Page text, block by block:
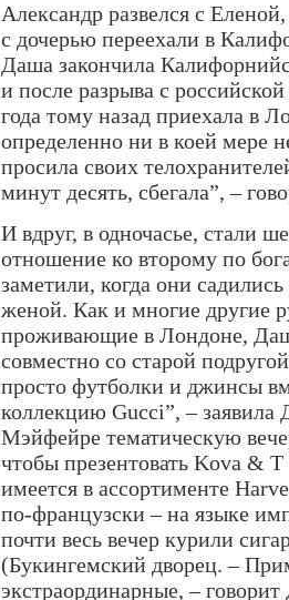
Александр развелся с
с дочерью переехали в
Даша закончила
и после разрыва с
года тому назад приехала в
определенно ни в коей мере
просила своих
минут десять, сбегала”, –
И вдруг, в одночасье, стали
отношение ко второму по
заметили, когда они
женой. Как и многие другие
проживающие в Лондоне,
совместно со старой
просто футболки и джинсы
коллекцию Gucci”, – заявила
Мэйфейре тематическую
чтобы презентовать Kova & T
имеется в ассортименте
по-французски – на языке
почти весь вечер курили
(Букингемский дворец. –
экстраординарные, –